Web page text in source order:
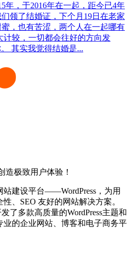
年，于2016年在一起，距今已4年
领了结婚证，下个月19日在老家
，也有苦涩，两个人在一起哪有
较，一切都会往好的方向发
其实我觉得结婚是...
造极致用户体验！
建设平台——WordPress，为用
、SEO 友好的网站解决方案。
了多款高质量的WordPress主题和
的企业网站、博客和电子商务平